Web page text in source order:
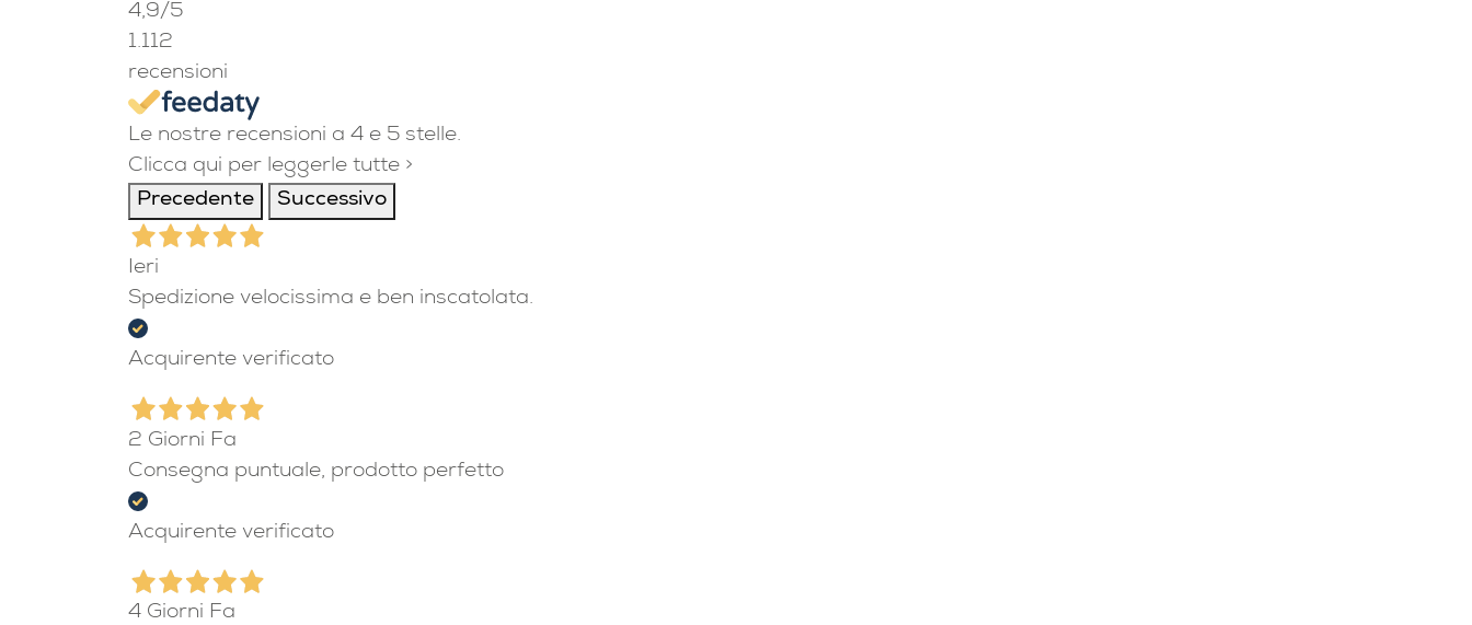
4,9/5
1.112
recensioni
Le nostre recensioni a 4 e 5 stelle.
Clicca qui per leggerle tutte >
Precedente
Successivo
Ieri
Spedizione velocissima e ben inscatolata.
Acquirente verificato
2 Giorni Fa
Consegna puntuale, prodotto perfetto
Acquirente verificato
4 Giorni Fa